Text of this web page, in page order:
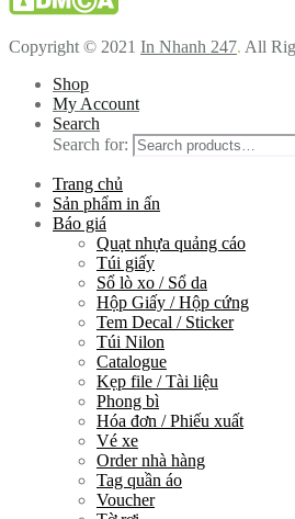
Copyright © 2021 In Nhanh 247. All
Shop
My Account
Search
Search for:
Trang chủ
Sản phẩm in ấn
Báo giá
Quạt nhựa quảng cáo
Túi giấy
Sổ lò xo / Sổ da
Hộp Giấy / Hộp cứng
Tem Decal / Sticker
Túi Nilon
Catalogue
Kẹp file / Tài liệu
Phong bì
Hóa đơn / Phiếu xuất
Vé xe
Order nhà hàng
Tag quần áo
Voucher